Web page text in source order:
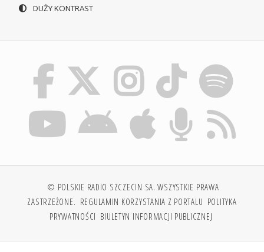
DUŻY KONTRAST
© POLSKIE RADIO SZCZECIN SA. WSZYSTKIE PRAWA
ZASTRZEŻONE. REGULAMIN KORZYSTANIA Z PORTALU POLITYKA
PRYWATNOŚCI BIULETYN INFORMACJI PUBLICZNEJ